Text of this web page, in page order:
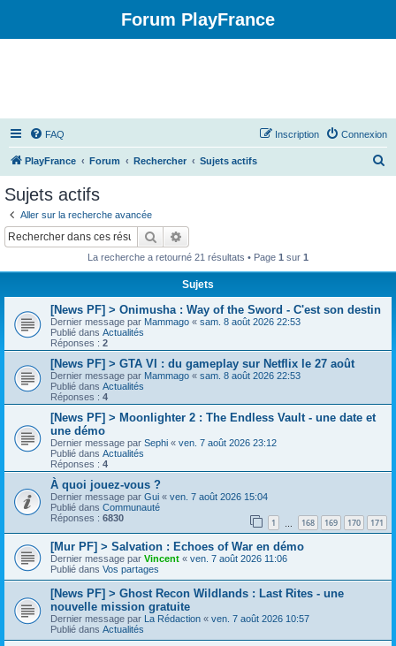
Forum PlayFrance
FAQ Connexion
Inscription
PlayFrance Forum Rechercher Sujets actifs
r
Sujets actifs
Aller sur la recherche avancée
Rechercher
La recherche a retourné 21 résultats • Page 1 sur 1
Sujets
[News PF] > Onimusha : Way of the Sword - C'est son destin
Dernier message par Mammago « sam. 8 août 2026 22:53
Publié dans Actualités
Réponses : 2
[News PF] > GTA VI : du gameplay sur Netflix le 27 août
Dernier message par Mammago « sam. 8 août 2026 22:53
Publié dans Actualités
Réponses : 4
[News PF] > Moonlighter 2 : The Endless Vault - une date et
une démo
Dernier message par Sephi « ven. 7 août 2026 23:12
Publié dans Actualités
Réponses : 4
À quoi jouez-vous ?
Dernier message par Gui « ven. 7 août 2026 15:04
Publié dans Communauté
Réponses : 6830 1 168 169 170 171
[Mur PF] > Salvation : Echoes of War en démo
Dernier message par Vincent « ven. 7 août 2026 11:06
Publié dans Vos partages
[News PF] > Ghost Recon Wildlands : Last Rites - une
nouvelle mission gratuite
Dernier message par La Rédaction « ven. 7 août 2026 10:57
Publié dans Actualités